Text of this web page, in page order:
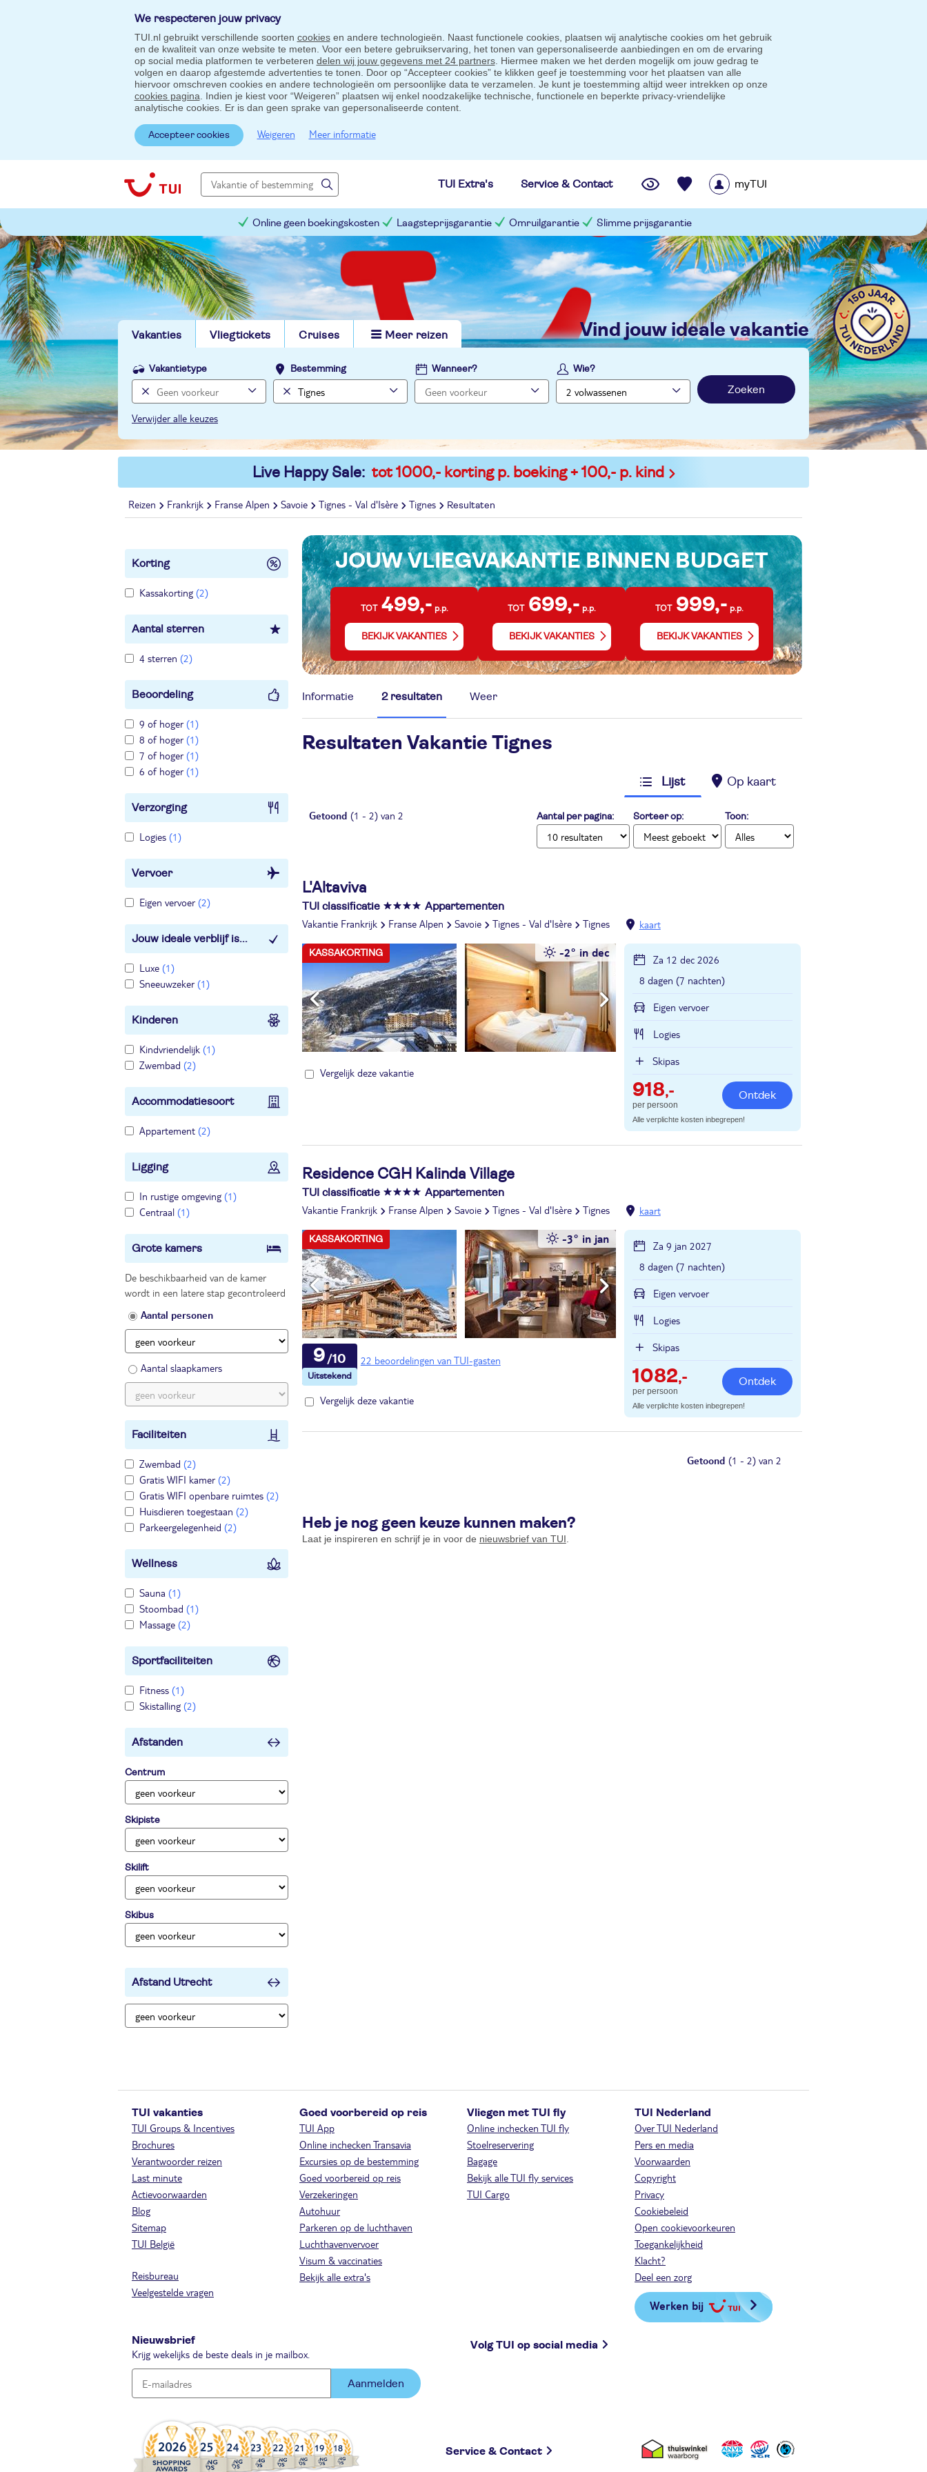
We respecteren jouw privacy
TUI.nl gebruikt verschillende soorten cookiesen andere technologieën. Naast functionele cookies, plaatsen wij analytische cookies om het gebruik
en de kwaliteit van onze website te meten. Voor een betere gebruikservaring, het tonen van gepersonaliseerde aanbiedingen en om de ervaring
op social media platformen te verbeteren delen wij jouw gegevens met 24 partners. Hiermee maken we het derden mogelijk om jouw gedrag te
volgen en daarop afgestemde advertenties te tonen. Door op “Accepteer cookies” te klikken geef je toestemming voor het plaatsen van alle
hiervoor omschreven cookies en andere technologieën om persoonlijke data te verzamelen. Je kunt je toestemming altijd weer intrekken op onze
cookies pagina . Indien je kiest voor “Weigeren” plaatsen wij enkel noodzakelijke technische, functionele en beperkte privacy-vriendelijke
analytische cookies. Er is dan geen sprake van gepersonaliseerde content.
Accepteer cookies Weigeren Meer informatie
TUI Extra's Service & Contact myTUI
Online geen boekingskosten Laagsteprijsgarantie Omruilgarantie Slimme prijsgarantie
Vakanties Vliegtickets Cruises Meer reizen vind jouw ideale vakantie
Vakantietype Bestemming Wanneer? Wie?
Zoeken
Verwijder alle keuzes
Live Happy Sale: tot 1000,- korting p. boeking + 100,- p. kind
Reizen Frankrijk Franse Alpen Savoie Tignes - Val d'Isère Tignes Resultaten
Korting
Kassakorting (2)
Aantal sterren
4 sterren (2)
Beoordeling
9 of hoger(1)
8 of hoger(1)
7 of hoger(1)
6 of hoger(1)
Verzorging
Logies (1)
Vervoer
Eigen vervoer(2)
Jouw ideale verblijf is...
Luxe (1)
Sneeuwzeker(1)
Kinderen
Kindvriendelijk (1)
Zwembad (2)
Accommodatiesoort
Appartement (2)
Ligging
In rustige omgeving (1)
Centraal (1)
Grote kamers
De beschikbaarheid van de kamer
wordt in een latere stap gecontroleerd
Aantal personen
Aantal slaapkamers
Faciliteiten
Zwembad (2)
Gratis WIFI kamer(2)
Gratis WIFI openbare ruimtes (2)
Huisdieren toegestaan (2)
Parkeergelegenheid (2)
Wellness
Sauna (1)
Stoombad (1)
Massage (2)
Sportfaciliteiten
Fitness (1)
Skistalling (2)
Afstanden
Centrum
Skipiste
Skilift
Skibus
Afstand Utrecht
JOUW VLIEGVAKANTIE BINNEN BUDGET
TOT 499,- p.p.
BEKIJK VAKANTIES
TOT 699,- p.p.
BEKIJK VAKANTIES
TOT 999,- p.p.
BEKIJK VAKANTIES
Informatie 2 resultaten Weer
Resultaten Vakantie Tignes
Lijst Op kaart
Getoond (1 - 2) van 2 Aantal per pagina: Sorteer op: Toon:
L'Altaviva
TUI classificatie Appartementen
Vakantie Frankrijk Franse Alpen Savoie Tignes - Val d'Isère Tignes kaart
-2° in dec
KASSAKORTING
Vergelijk deze vakantie
Za 12 dec 2026
8 dagen (7 nachten)
Eigen vervoer
Logies
Skipas
918,-
per persoon
Ontdek
Alle verplichte kosten inbegrepen!
Residence CGH Kalinda Village
TUI classificatie Appartementen
Vakantie Frankrijk Franse Alpen Savoie Tignes - Val d'Isère Tignes kaart
-3° in jan
KASSAKORTING
22 beoordelingen van TUI-gasten
9
Vergelijk deze vakantie
Za 9 jan 2027
8 dagen (7 nachten)
Eigen vervoer
Logies
Skipas
1082,-
per persoon
Ontdek
Alle verplichte kosten inbegrepen!
Getoond (1 - 2) van 2
Heb je nog geen keuze kunnen maken?
Laat je inspireren en schrijf je in voor de nieuwsbrief van TUI
TUI vakanties
TUI Groups & Incentives
Brochures
Verantwoorder reizen
Last minute
Actievoorwaarden
Blog
Sitemap
TUI België
Reisbureau
Veelgestelde vragen
Goed voorbereid op reis
TUI App
Online inchecken Transavia
Excursies op de bestemming
Goed voorbereid op reis
Verzekeringen
Autohuur
Parkeren op de luchthaven
Luchthavenvervoer
Visum & vaccinaties
Bekijk alle extra's
Vliegen met TUI fly
Online inchecken TUI fly
Stoelreservering
Bagage
Bekijk alle TUI fly services
TUI Cargo
TUI Nederland
Over TUI Nederland
Pers en media
Voorwaarden
Copyright
Privacy
Cookiebeleid
Open cookievoorkeuren
Toegankelijkheid
Klacht?
Deel een zorg
Werken bij
Nieuwsbrief
Krijg wekelijks de beste deals in je mailbox.
Aanmelden
Volg TUI op social media
Service & Contact